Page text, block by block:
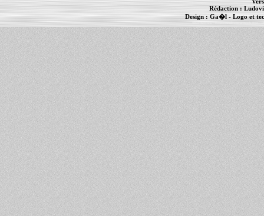
Rédaction :
Design : Ga�l - Logo et
MacBook Pro